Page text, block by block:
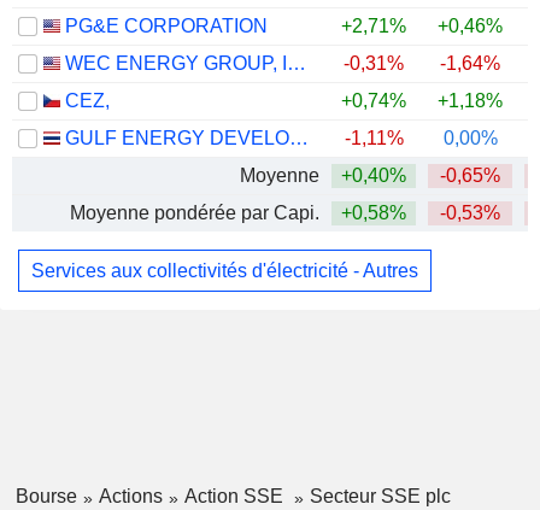
PG&E CORPORATION
+2,71% +0,46%
WEC ENERGY GROUP, INC.
-0,31% -1,64%
CEZ,
+0,74% +1,18%
GULF ENERGY DEVELOPMENT
-1,11% 0,00%
Moyenne
+0,40% -0,65%
Moyenne pondérée par Capi.
+0,58% -0,53%
Services aux collectivités d'électricité - Autres
Bourse Actions Action SSE Secteur SSE plc